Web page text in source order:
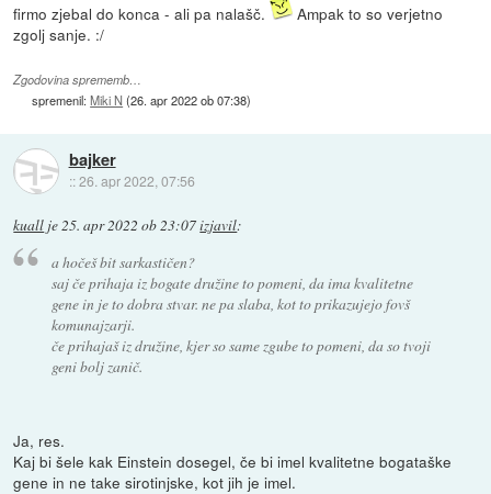
firmo zjebal do konca - ali pa nalašč.
Ampak to so verjetno
zgolj sanje. :/
Zgodovina sprememb…
spremenil:Miki N(26. apr 2022 ob 07:38)
bajker
::26. apr 2022, 07:56
kuall je25. apr 2022 ob 23:07izjavil:
a hočeš bit sarkastičen?
saj če prihaja iz bogate družine to pomeni, da ima kvalitetne
gene in je to dobra stvar. ne pa slaba, kot to prikazujejo fovš
komunajzarji.
če prihajaš iz družine, kjer so same zgube to pomeni, da so tvoji
geni bolj zanič.
Ja, res.
Kaj bi šele kak Einstein dosegel, če bi imel kvalitetne bogataške
gene in ne take sirotinjske, kot jih je imel.